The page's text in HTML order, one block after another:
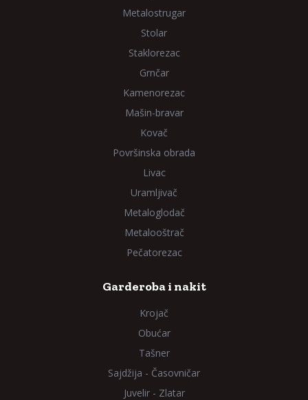
Metalostrugar
Stolar
Staklorezac
Grnčar
Kamenorezac
Mašin-bravar
Kovač
Površinska obrada
Livac
Uramljivač
Metaloglodač
Metalooštrač
Pečatorezac
Garderoba i nakit
Krojač
Obućar
Tašner
Sajdžija - Časovničar
Juvelir - Zlatar